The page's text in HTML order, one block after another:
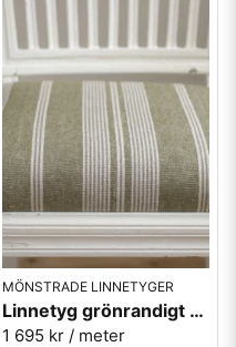
MÖNSTRADE LINNETYGER
Linnetyg grönrandigt - Amberly Meadow Moss - Sanderson
1 695 kr / meter